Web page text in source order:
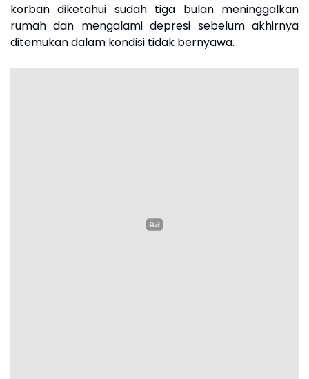
korban diketahui sudah tiga bulan meninggalkan
rumah dan mengalami depresi sebelum akhirnya
ditemukan dalam kondisi tidak bernyawa.